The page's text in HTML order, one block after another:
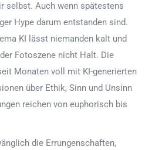
selbst. Auch wenn spätestens
Hype darum entstanden sind.
KI lässt niemanden kalt und
Fotoszene nicht Halt. Die
Monaten voll mit KI-generierten
über Ethik, Sinn und Unsinn
reichen von euphorisch bis
die Errungenschaften,